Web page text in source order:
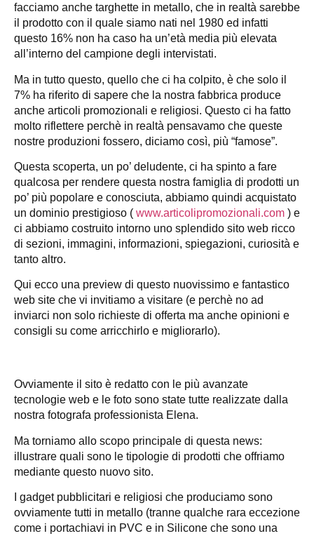
facciamo anche targhette in metallo, che in realtà sarebbe
il prodotto con il quale siamo nati nel 1980 ed infatti
questo 16% non ha caso ha un’età media più elevata
all’interno del campione degli intervistati.
Ma in tutto questo, quello che ci ha colpito, è che solo il
7% ha riferito di sapere che la nostra fabbrica produce
anche articoli promozionali e religiosi. Questo ci ha fatto
molto riflettere perchè in realtà pensavamo che queste
nostre produzioni fossero, diciamo così, più “famose”.
Questa scoperta, un po’ deludente, ci ha spinto a fare
qualcosa per rendere questa nostra famiglia di prodotti un
po’ più popolare e conosciuta, abbiamo quindi acquistato
un dominio prestigioso ( www.articolipromozionali.com ) e
ci abbiamo costruito intorno uno splendido sito web ricco
di sezioni, immagini, informazioni, spiegazioni, curiosità e
tanto altro.
Qui ecco una preview di questo nuovissimo e fantastico
web site che vi invitiamo a visitare (e perchè no ad
inviarci non solo richieste di offerta ma anche opinioni e
consigli su come arricchirlo e migliorarlo).
Ovviamente il sito è redatto con le più avanzate
tecnologie web e le foto sono state tutte realizzate dalla
nostra fotografa professionista Elena.
Ma torniamo allo scopo principale di questa news:
illustrare quali sono le tipologie di prodotti che offriamo
mediante questo nuovo sito.
I gadget pubblicitari e religiosi che produciamo sono
ovviamente tutti in metallo (tranne qualche rara eccezione
come i portachiavi in PVC e in Silicone che sono una